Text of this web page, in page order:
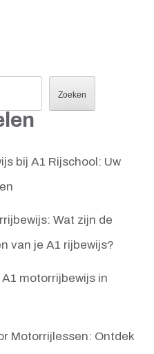
Zoeken
bij A1 Rijschool: Uw
Wat zijn de
van je A1 rijbewijs?
motorrijbewijs in
Motorrijlessen: Ontdek